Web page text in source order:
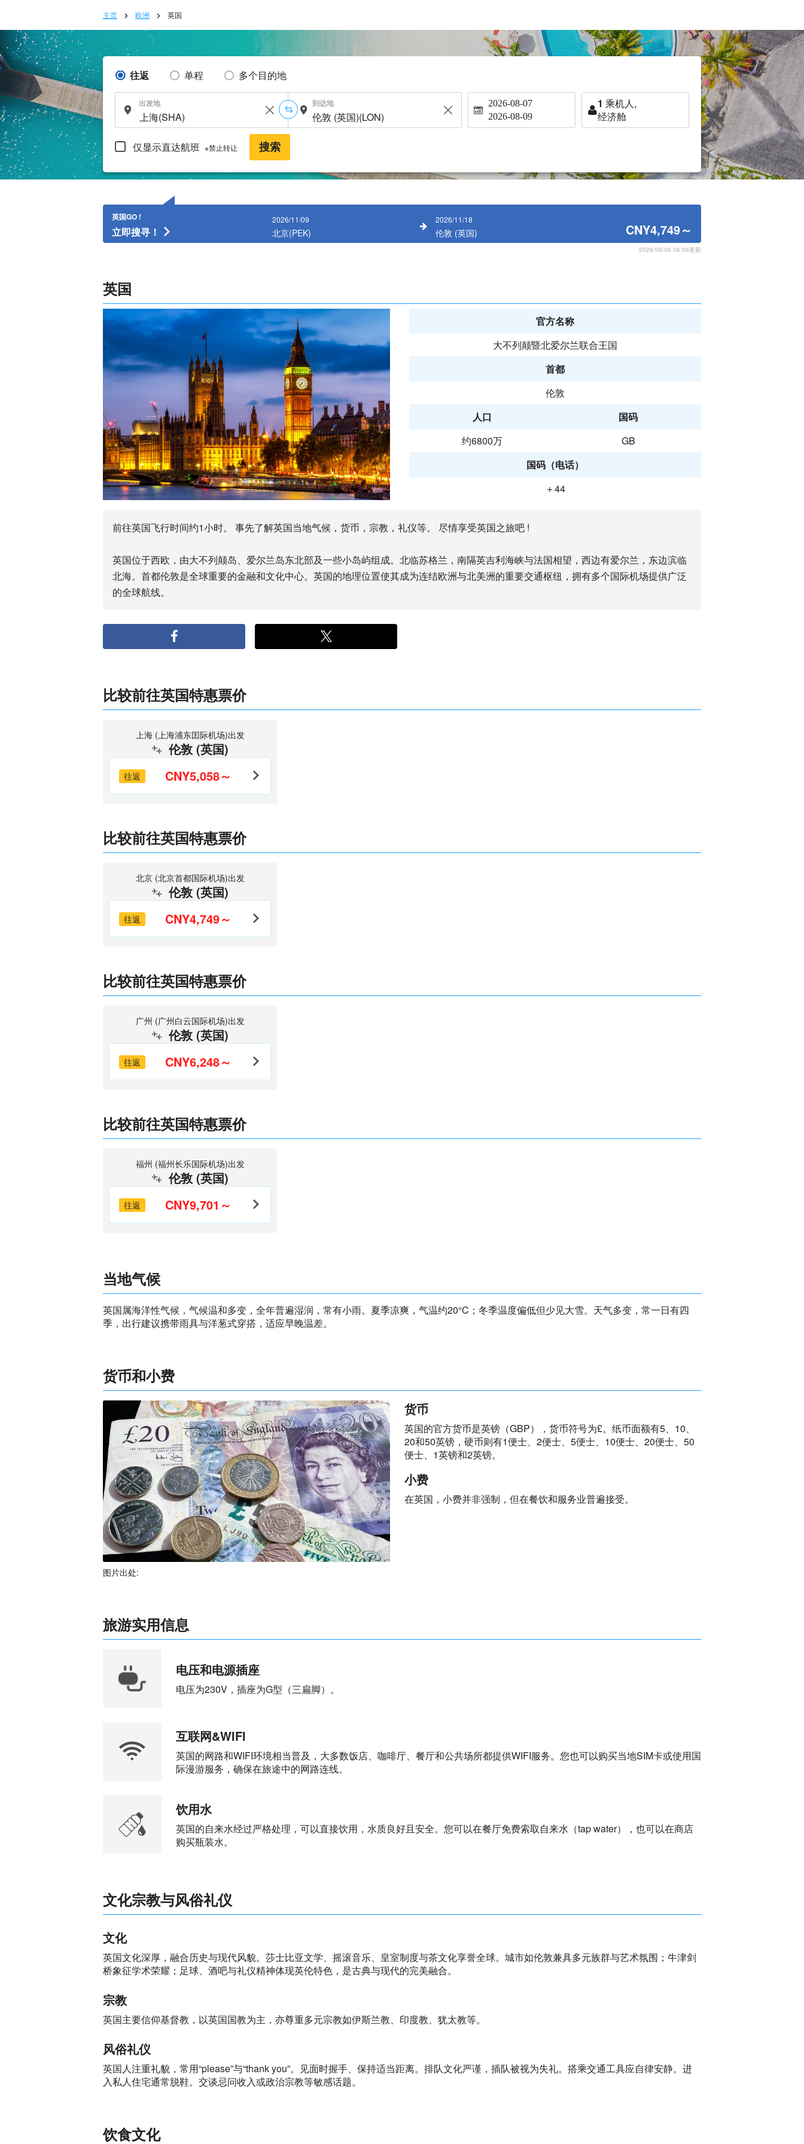
主页 欧洲 英国
往返 单程 多个目的地
出发地 到达地 2026-08-07
2026-08-09
1 乘机人,
经济舱
仅显示直达航班 ※禁止转让 搜索
英国GO !
立即搜寻！
2026/11/09
北京(PEK)
2026/11/18
伦敦 (英国) CNY4,749～
2026/08/06 06:06更新
英国
官方名称
大不列颠暨北爱尔兰联合王国
首都
伦敦
人口
国码
约6800万
GB
国码（电话）
＋44
前往英国飞行时间约1小时。 事先了解英国当地气候，货币，宗教，礼仪等。 尽情享受英国之旅吧 !
英国位于西欧，由大不列颠岛、爱尔兰岛东北部及一些小岛屿组成。北临苏格兰，南隔英吉利海峡与法国相望，西边有爱尔兰，东边滨临
北海。首都伦敦是全球重要的金融和文化中心。英国的地理位置使其成为连结欧洲与北美洲的重要交通枢纽，拥有多个国际机场提供广泛
的全球航线。
比较前往英国特惠票价
上海 (上海浦东囯际机场)出发
伦敦 (英国)
往返 CNY5,058～
比较前往英国特惠票价
北京 (北京首都国际机场)出发
伦敦 (英国)
往返 CNY4,749～
比较前往英国特惠票价
广州 (广州白云国际机场)出发
伦敦 (英国)
往返 CNY6,248～
比较前往英国特惠票价
福州 (福州长乐国际机场)出发
伦敦 (英国)
往返 CNY9,701～
当地气候
英国属海洋性气候，气候温和多变，全年普遍湿润，常有小雨。夏季凉爽，气温约20°C；冬季温度偏低但少见大雪。天气多变，常一日有四
季，出行建议携带雨具与洋葱式穿搭，适应早晚温差。
货币和小费
图片出处:
货币
英国的官方货币是英镑（GBP），货币符号为£。纸币面额有5、10、
20和50英镑，硬币则有1便士、2便士、5便士、10便士、20便士、50
便士、1英镑和2英镑。
小费
在英国，小费并非强制，但在餐饮和服务业普遍接受。
旅游实用信息
电压和电源插座
电压为230V，插座为G型（三扁脚）。
互联网&WIFI
英国的网路和WIFI环境相当普及，大多数饭店、咖啡厅、餐厅和公共场所都提供WIFI服务。您也可以购买当地SIM卡或使用国
际漫游服务，确保在旅途中的网路连线。
饮用水
英国的自来水经过严格处理，可以直接饮用，水质良好且安全。您可以在餐厅免费索取自来水（tap water），也可以在商店
购买瓶装水。
文化宗教与风俗礼仪
文化
英国文化深厚，融合历史与现代风貌。莎士比亚文学、摇滚音乐、皇室制度与茶文化享誉全球。城市如伦敦兼具多元族群与艺术氛围；牛津剑
桥象征学术荣耀；足球、酒吧与礼仪精神体现英伦特色，是古典与现代的完美融合。
宗教
英国主要信仰基督教，以英国国教为主，亦尊重多元宗教如伊斯兰教、印度教、犹太教等。
风俗礼仪
英国人注重礼貌，常用“please”与“thank you”。见面时握手、保持适当距离。排队文化严谨，插队被视为失礼。搭乘交通工具应自律安静。进
入私人住宅通常脱鞋。交谈忌问收入或政治宗教等敏感话题。
饮食文化